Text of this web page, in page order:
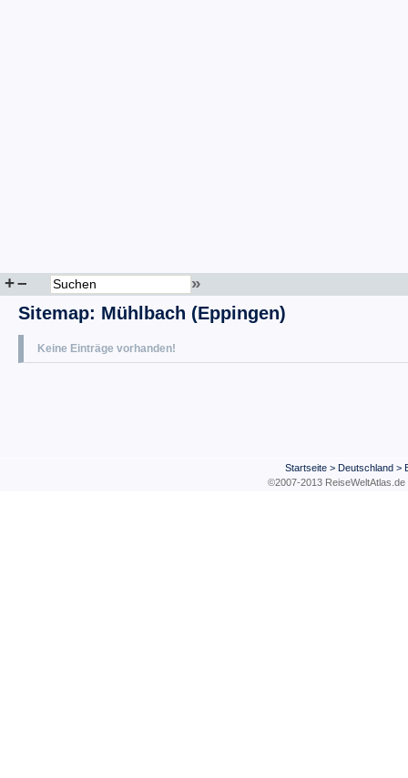
+– »
Sitemap: Mühlbach (Eppingen)
Keine Einträge vorhanden!
Startseite> Deutschland>
©2007-2013